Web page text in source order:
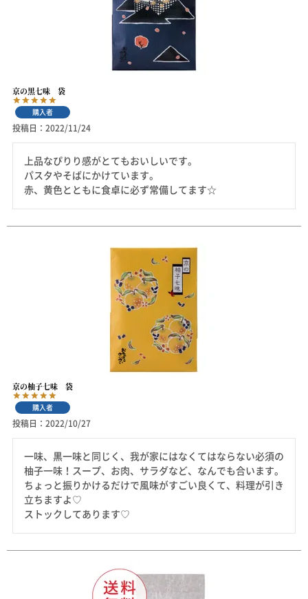
京の黒七味 袋
購入者
投稿日 2022/11/24
上品なぴりり感がとてもおいしいです。
パスタやそばにかけています。
赤、黄色とともに食卓に必ず常備してます☆
京の柚子七味 袋
購入者
投稿日 2022/10/27
一味、黒一味と同じく、我が家にはなくてはならない必須の
柚子一味！スープ、お肉、サラダなど、なんでも合います。
ちょっと振りかけるだけで風味がすごい良くて、料理が引き
立ちますよ♡
ストックしてあります♡